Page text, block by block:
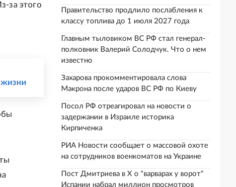
за этого
жизни
Правительство продлило послабления к
классу топлива до 1 июля 2027 года
Главным тыловиком ВС РФ стал генерал-
полковник Валерий Солодчук. Что о нем
известно
Захарова прокомментировала слова
Макрона после ударов ВС РФ по Киеву
Посол РФ отреагировал на новости о
задержании в Израиле историка
Кирпиченка
РИА Новости сообщает о массовой охоте
на сотрудников военкоматов на Украине
Пост Дмитриева в X о "варварах у ворот"
Испании набрал миллион просмотров